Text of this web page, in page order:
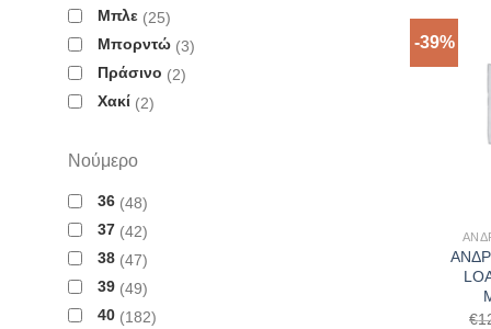
Μπλε
25
Μπορντώ 3
Πράσινο
2
Χακί
2
Νούμερο
36 48
37 42
38 47
39 49
40
182
-39%
€